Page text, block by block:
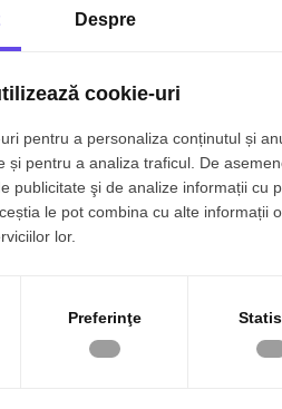
mp de vanzare
Oradea - Proiect
Mixed Use
Pret la cerere Est
Despre
cookie-uri
pentru a personaliza conținutul și
și pentru a analiza traficul. De
publicitate şi de analize informații cu
le pot combina cu alte informații
lor.
Preferinţe